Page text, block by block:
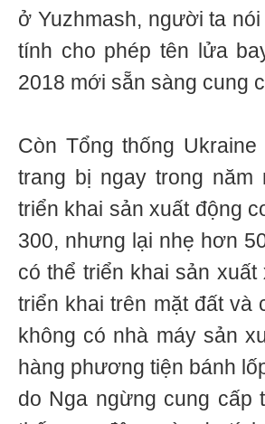
ở Yuzhmash, người ta
tính cho phép tên lửa
2018 mới sẵn sàng cung
Còn Tổng thống
trang bị ngay trong
triển khai sản xuất động
300, nhưng lại nhẹ hơn
có thể triển khai sản
triển khai trên mặt đất
không có nhà máy sản
hàng phương tiện bánh
do Nga ngừng cung cấp